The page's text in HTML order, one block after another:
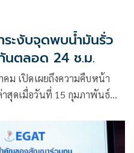
าระงับจุดพบน้ำมันรั่ว
นตลอด 24 ช.ม.
ม เปิดเผยถึงความคืบหน้า
าสุดเมื่อวันที่ 15 กุมภาพันธ์